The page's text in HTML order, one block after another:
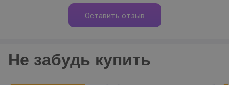
Оставить отзыв
Не забудь купить